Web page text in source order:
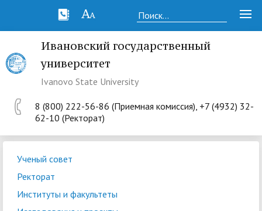
Ивановский государственный
университет
Ivanovo State University
8 (800) 222-56-86 (Приемная комиссия), +7 (4932) 32-
62-10 (Ректорат)
Ученый совет
Ректорат
Институты и факультеты